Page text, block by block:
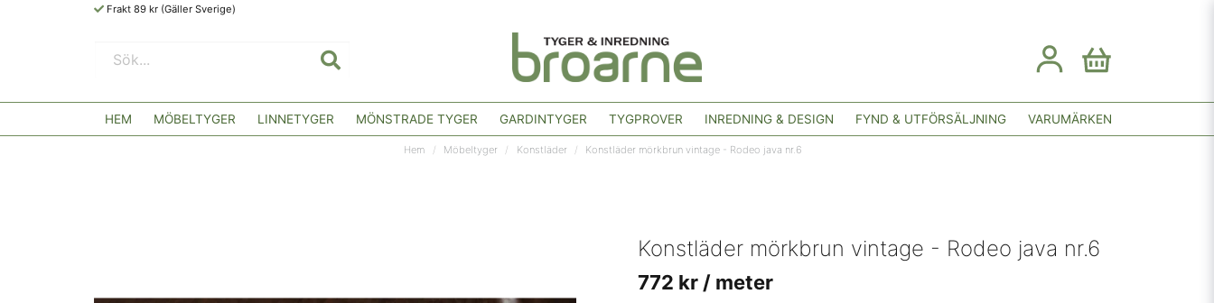
Frakt 89 kr (Gäller Sverige)
HEM MÖBELTYGER LINNETYGER MÖNSTRADE TYGER GARDINTYGER TYGPROVER INREDNING & DESIGN FYND & UTFÖRSÄLJNING VARUMÄRKEN
Hem Möbeltyger Konstläder Konstläder mörkbrun vintage - Rodeo java nr.6
Konstläder mörkbrun vintage - Rodeo java nr.6
772 kr / meter